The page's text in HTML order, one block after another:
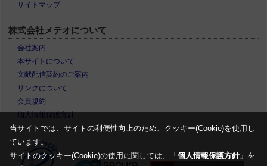
サイトマップ
株式会社メテオについて
会社案内
本サイトについて
文献配信契約のご案内
リンクについて
会員規約
個人情報保護方針
当サイトでは、サイトの利便性向上のため、クッキー(Cookie)を使用し
ています。
サイトのクッキー(Cookie)の使用に関しては、「 個人情報保護方針」を